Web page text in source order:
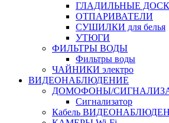
ГЛАДИЛЬНЫЕ
ОТПАРИВАТЕЛИ
СУШИЛКИ для белья
УТЮГИ
ФИЛЬТРЫ ВОДЫ
Фильтры воды
ЧАЙНИКИ электро
ВИДЕОНАБЛЮДЕНИЕ
ДОМОФОНЫ/
Сигнализатор
Кабель